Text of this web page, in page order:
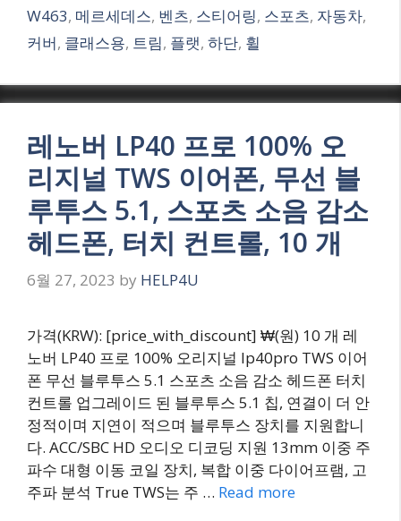
W463, 메르세데스, 벤츠, 스티어링, 스포츠, 자동차,
커버, 클래스용, 트림, 플랫, 하단, 휠
레노버 LP40 프로 100% 오
리지널 TWS 이어폰, 무선 블
루투스 5.1, 스포츠 소음 감소
헤드폰, 터치 컨트롤, 10 개
6월 27, 2023 by HELP4U
가격(KRW): [price_with_discount] ₩(원) 10 개 레
노버 LP40 프로 100% 오리지널 lp40pro TWS 이어
폰 무선 블루투스 5.1 스포츠 소음 감소 헤드폰 터치
컨트롤 업그레이드 된 블루투스 5.1 칩, 연결이 더 안
정적이며 지연이 적으며 블루투스 장치를 지원합니
다. ACC/SBC HD 오디오 디코딩 지원 13mm 이중 주
파수 대형 이동 코일 장치, 복합 이중 다이어프램, 고
주파 분석 True TWS는 주 … Read more